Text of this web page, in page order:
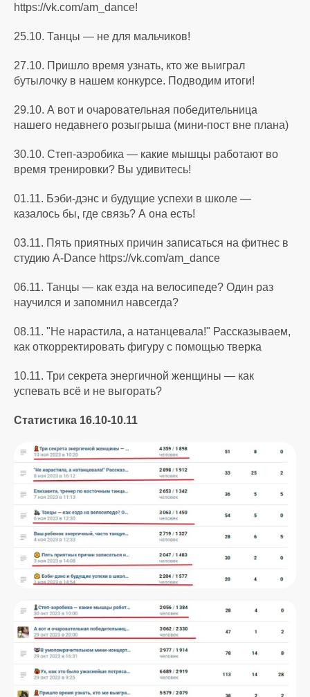
https://vk.com/am_dance!
25.10. Танцы — не для мальчиков!
27.10. Пришло время узнать, кто же выиграл
бутылочку в нашем конкурсе. Подводим итоги!
29.10. А вот и очаровательная победительница
нашего недавнего розыгрыша (мини-пост вне плана)
30.10. Степ-аэробика — какие мышцы работают во
время тренировки? Вы удивитесь!
01.11. Бэби-дэнс и будущие успехи в школе —
казалось бы, где связь? А она есть!
03.11. Пять приятных причин записаться на фитнес в
студию A-Dance https://vk.com/am_dance
06.11. Танцы — как езда на велосипеде? Один раз
научился и запомнил навсегда?
08.11. "Не нарастила, а натанцевала!" Рассказываем,
как откорректировать фигуру с помощью тверка
10.11. Три секрета энергичной женщины — как
успевать всё и не выгорать?
Статистика 16.10-10.11